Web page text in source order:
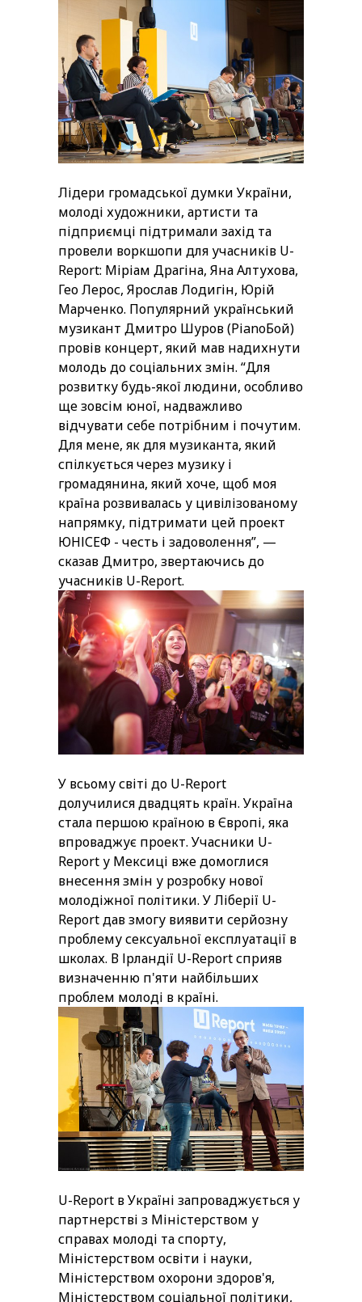
Лідери громадської думки України,
молоді художники, артисти та
підприємці підтримали захід та
провели воркшопи для учасників U-
Report: Міріам Драгіна, Яна Алтухова,
Гео Лерос, Ярослав Лодигін, Юрій
Марченко. Популярний український
музикант Дмитро Шуров (PianoБой)
провів концерт, який мав надихнути
молодь до соціальних змін. “Для
розвитку будь-якої людини, особливо
ще зовсім юної, надважливо
відчувати себе потрібним і почутим.
Для мене, як для музиканта, який
спілкується через музику і
громадянина, який хоче, щоб моя
країна розвивалась у цивілізованому
напрямку, підтримати цей проект
ЮНІСЕФ - честь і задоволення”, —
сказав Дмитро, звертаючись до
учасників U-Report.
У всьому світі до U-Report
долучилися двадцять країн. Україна
стала першою країною в Європі, яка
впроваджує проект. Учасники U-
Report у Мексиці вже домоглися
внесення змін у розробку нової
молодіжної політики. У Ліберії U-
Report дав змогу виявити серйозну
проблему сексуальної експлуатації в
школах. В Ірландії U-Report сприяв
визначенню п'яти найбільших
проблем молоді в країні.
U-Report в Україні запроваджується у
партнерстві з Міністерством у
справах молоді та спорту,
Міністерством освіти і науки,
Міністерством охорони здоров'я,
Міністерством соціальної політики,